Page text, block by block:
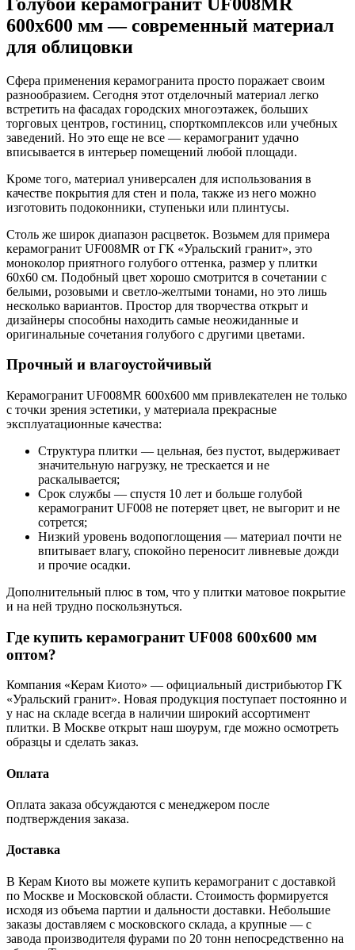
600х600 мм — современный материал
для облицовки
Сфера применения керамогранита просто поражает своим
разнообразием. Сегодня этот отделочный материал легко
встретить на фасадах городских многоэтажек, больших
торговых центров, гостиниц, спорткомплексов или учебных
заведений. Но это еще не все — керамогранит удачно
вписывается в интерьер помещений любой площади.
Кроме того, материал универсален для использования в
качестве покрытия для стен и пола, также из него можно
изготовить подоконники, ступеньки или плинтусы.
Столь же широк диапазон расцветок. Возьмем для примера
керамогранит UF008MR от ГК «Уральский гранит», это
моноколор приятного голубого оттенка, размер у плитки
60х60 см. Подобный цвет хорошо смотрится в сочетании с
белыми, розовыми и светло-желтыми тонами, но это лишь
несколько вариантов. Простор для творчества открыт и
дизайнеры способны находить самые неожиданные и
оригинальные сочетания голубого с другими цветами.
Прочный и влагоустойчивый
Керамогранит UF008MR 600х600 мм привлекателен не только
с точки зрения эстетики, у материала прекрасные
эксплуатационные качества:
Структура плитки — цельная, без пустот, выдерживает
значительную нагрузку, не трескается и не
раскалывается;
Срок службы — спустя 10 лет и больше голубой
керамогранит UF008 не потеряет цвет, не выгорит и не
сотрется;
Низкий уровень водопоглощения — материал почти не
впитывает влагу, спокойно переносит ливневые дожди
и прочие осадки.
Дополнительный плюс в том, что у плитки матовое покрытие
и на ней трудно поскользнуться.
Где купить керамогранит UF008 600х600 мм
оптом?
Компания «Керам Киото» — официальный дистрибьютор ГК
«Уральский гранит». Новая продукция поступает постоянно и
у нас на складе всегда в наличии широкий ассортимент
плитки. В Москве открыт наш шоурум, где можно осмотреть
образцы и сделать заказ.
Оплата
Оплата заказа обсуждаются с менеджером после
подтверждения заказа.
Доставка
В Керам Киото вы можете купить керамогранит с доставкой
по Москве и Московской области. Стоимость формируется
исходя из объема партии и дальности доставки. Небольшие
заказы доставляем с московского склада, а крупные — с
завода производителя фурами по 20 тонн непосредственно на